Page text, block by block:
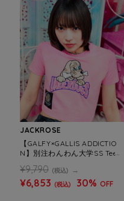
JACKROSE
【GALFY×GALLIS ADDICTIO
N】別注わんわん大学SS Tee
¥9,790 (税込)
¥6,853 (税込) 30% OFF